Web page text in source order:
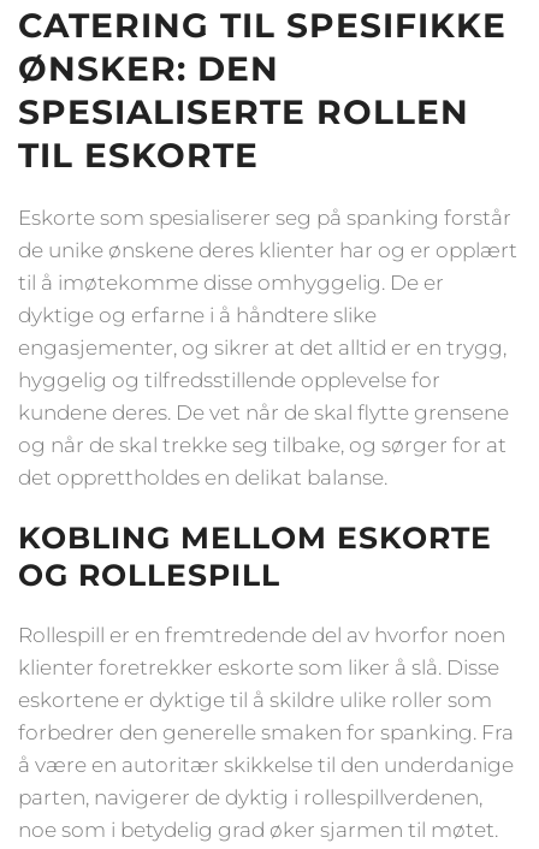
CATERING TIL SPESIFIKKE
ØNSKER: DEN
SPESIALISERTE ROLLEN
TIL ESKORTE
Eskorte som spesialiserer seg på spanking forstår
de unike ønskene deres klienter har og er opplært
til å imøtekomme disse omhyggelig. De er
dyktige og erfarne i å håndtere slike
engasjementer, og sikrer at det alltid er en trygg,
hyggelig og tilfredsstillende opplevelse for
kundene deres. De vet når de skal flytte grensene
og når de skal trekke seg tilbake, og sørger for at
det opprettholdes en delikat balanse.
KOBLING MELLOM ESKORTE
OG ROLLESPILL
Rollespill er en fremtredende del av hvorfor noen
klienter foretrekker eskorte som liker å slå. Disse
eskortene er dyktige til å skildre ulike roller som
forbedrer den generelle smaken for spanking. Fra
å være en autoritær skikkelse til den underdanige
parten, navigerer de dyktig i rollespillverdenen,
noe som i betydelig grad øker sjarmen til møtet.